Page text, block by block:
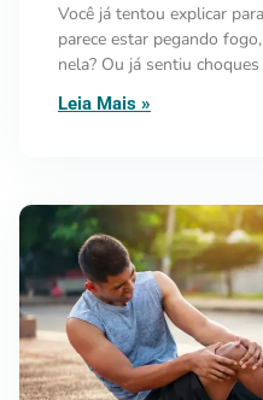
Você já tentou explicar
parece estar pegando
nela? Ou já sentiu
Leia Mais »